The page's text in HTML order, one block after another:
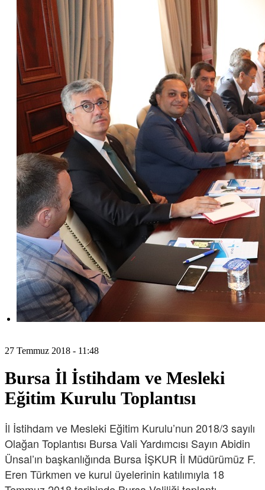
27 Temmuz 2018 - 11:48
Bursa İl İstihdam ve Mesleki
Eğitim Kurulu Toplantısı
İl İstihdam ve Mesleki Eğitim Kurulu’nun 2018/3 sayılı
Olağan Toplantısı Bursa Vali Yardımcısı Sayın Abidin
Ünsal’ın başkanlığında Bursa İŞKUR İl Müdürümüz F.
Eren Türkmen ve kurul üyelerinin katılımıyla 18